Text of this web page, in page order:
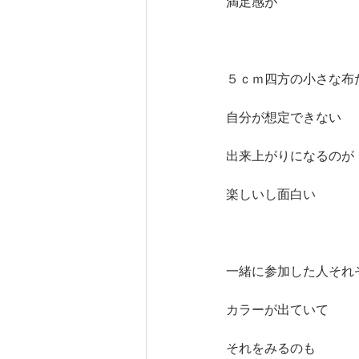
５ｃｍ四方の小さな布
自分が想定できない
出来上がりになるのが
楽しいし面白い
一緒に参加した人それ
カラーが出ていて
それをみるのも